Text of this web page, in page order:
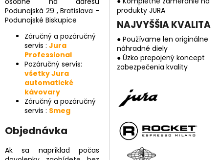
Podunajská 29 , Bratislava -
Podunajské Biskupice
Záručný a pozáručný
servis : Jura
Professional
Pozáručný servis:
všetky Jura
automatické
kávovary
Záručný a pozáručný
servis : Smeg
Objednávka
Ak sa napríklad počas
produkty JURA
NAJVYŠŠIA KVALITA
● Používame len originálne
náhradné diely
● Úzko prepojený koncept
zabezpečenia kvality